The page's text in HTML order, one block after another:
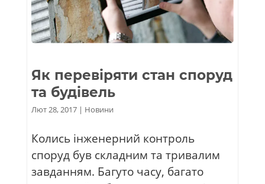
Як перевіряти стан споруд
та будівель
Лют 28, 2017| Новини
Колись інженерний контроль
споруд був складним та тривалим
завданням. Багуто часу, багато